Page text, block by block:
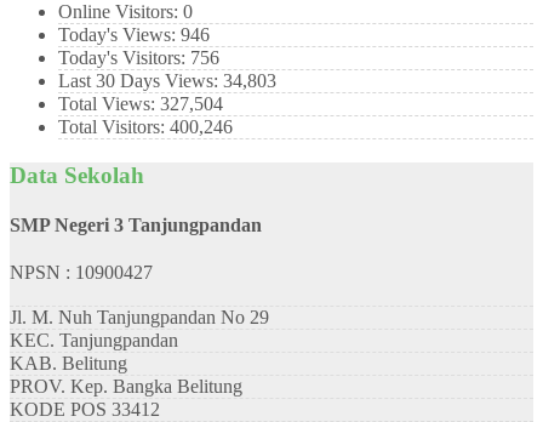
Online Visitors: 0
Today's Views: 946
Today's Visitors: 756
Last 30 Days Views: 34,803
Total Views: 327,504
Total Visitors: 400,246
Data Sekolah
SMP Negeri 3 Tanjungpandan
NPSN : 10900427
Jl. M. Nuh Tanjungpandan No 29
KEC. Tanjungpandan
KAB. Belitung
PROV. Kep. Bangka Belitung
KODE POS 33412